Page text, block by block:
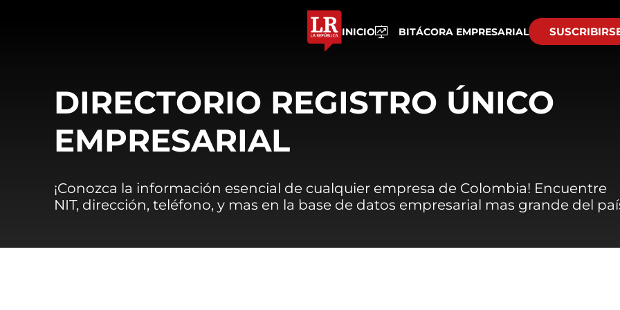
INICIO BITÁCORA EMPRESARIAL
DIRECTORIO REGISTRO ÚNICO
EMPRESARIAL
¡Conozca la información esencial de cualquier empresa de Colombia! Encuentre
NIT, dirección, teléfono, y mas en la base de datos empresarial mas grande del